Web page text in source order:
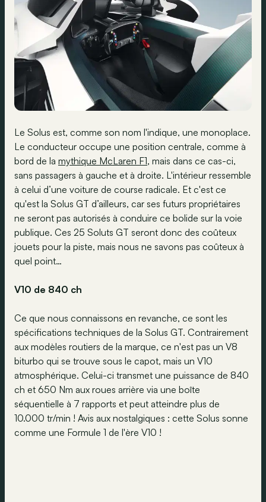
Le Solus est, comme son nom l'indique, une monoplace.
Le conducteur occupe une position centrale, comme à
bord de la mythique McLaren F1, mais dans ce cas-ci,
sans passagers à gauche et à droite. L'intérieur ressemble
à celui d’une voiture de course radicale. Et c'est ce
qu'est la Solus GT d’ailleurs, car ses futurs propriétaires
ne seront pas autorisés à conduire ce bolide sur la voie
publique. Ces 25 Soluts GT seront donc des coûteux
jouets pour la piste, mais nous ne savons pas coûteux à
quel point…
V10 de 840 ch
Ce que nous connaissons en revanche, ce sont les
spécifications techniques de la Solus GT. Contrairement
aux modèles routiers de la marque, ce n'est pas un V8
biturbo qui se trouve sous le capot, mais un V10
atmosphérique. Celui-ci transmet une puissance de 840
ch et 650 Nm aux roues arrière via une boîte
séquentielle à 7 rapports et peut atteindre plus de
10.000 tr/min ! Avis aux nostalgiques : cette Solus sonne
comme une Formule 1 de l'ère V10 !